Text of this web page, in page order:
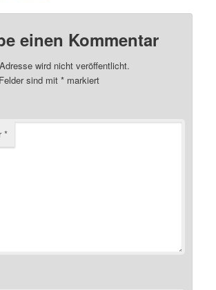
einen Kommentar
wird nicht veröffentlicht.
sind mit* markiert
*